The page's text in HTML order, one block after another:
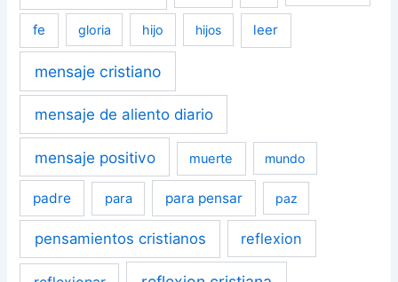
fe gloria hijo hijos leer
mensaje cristiano
mensaje de aliento diario
mensaje positivo muerte mundo
padre para para pensar paz
pensamientos cristianos reflexion